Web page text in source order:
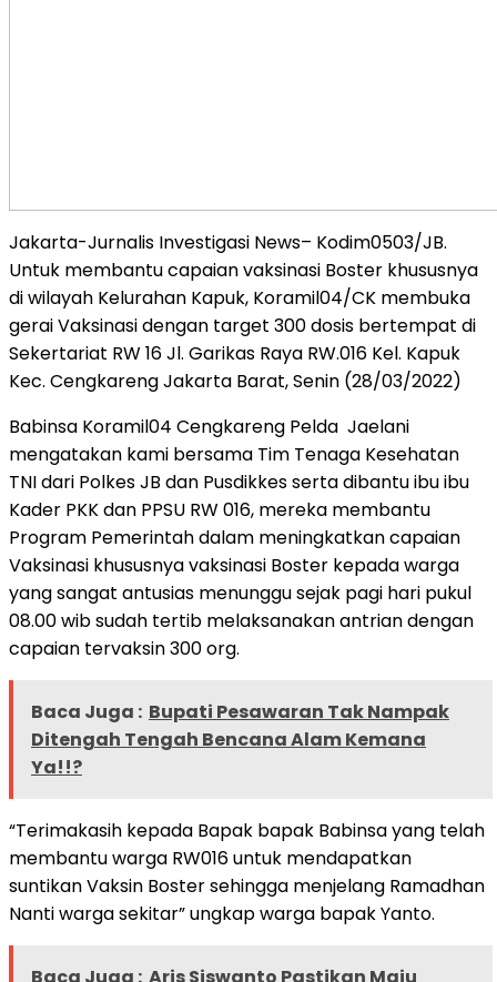
Jakarta-Jurnalis Investigasi News– Kodim0503/JB.
Untuk membantu capaian vaksinasi Boster khususnya
di wilayah Kelurahan Kapuk, Koramil04/CK membuka
gerai Vaksinasi dengan target 300 dosis bertempat di
Sekertariat RW 16 Jl. Garikas Raya RW.016 Kel. Kapuk
Kec. Cengkareng Jakarta Barat, Senin (28/03/2022)
Babinsa Koramil04 Cengkareng Pelda Jaelani
mengatakan kami bersama Tim Tenaga Kesehatan
TNI dari Polkes JB dan Pusdikkes serta dibantu ibu ibu
Kader PKK dan PPSU RW 016, mereka membantu
Program Pemerintah dalam meningkatkan capaian
Vaksinasi khususnya vaksinasi Boster kepada warga
yang sangat antusias menunggu sejak pagi hari pukul
08.00 wib sudah tertib melaksanakan antrian dengan
capaian tervaksin 300 org.
Baca Juga : Bupati Pesawaran Tak Nampak
Ditengah Tengah Bencana Alam Kemana
Ya!!?
“Terimakasih kepada Bapak bapak Babinsa yang telah
membantu warga RW016 untuk mendapatkan
suntikan Vaksin Boster sehingga menjelang Ramadhan
Nanti warga sekitar” ungkap warga bapak Yanto.
Baca Juga : Aris Siswanto Pastikan Maju